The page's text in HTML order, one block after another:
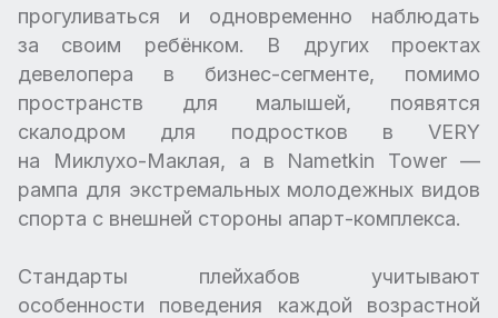
прогуливаться и одновременно наблюдать
за своим ребёнком. В других проектах
девелопера в бизнес-сегменте, помимо
пространств для малышей, появятся
скалодром для подростков в VERY
на Миклухо-Маклая, а в Nametkin Tower —
рампа для экстремальных молодежных видов
спорта с внешней стороны апарт-комплекса.
Стандарты плейхабов учитывают
особенности поведения каждой возрастной